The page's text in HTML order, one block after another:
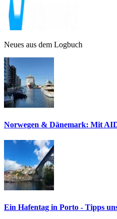
Neues aus dem Logbuch
Norwegen & Dänemark: Mit
Ein Hafentag in Porto - Tipps